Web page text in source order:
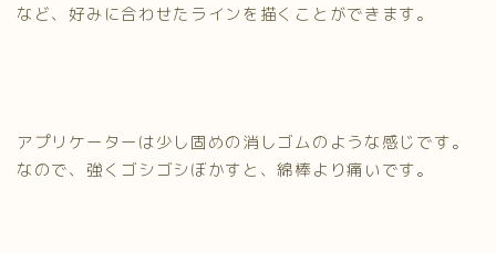
など、好みに合わせたラインを描くことができます。
アプリケーターは少し固めの消しゴムのような感じです。
なので、強くゴシゴシぼかすと、綿棒より痛いです。